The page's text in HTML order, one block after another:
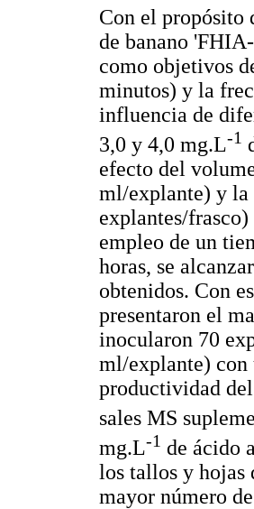
Con el propósito
de banano
como objetivos
minutos) y la
influencia de
3,0 y 4,0 mg.L-1
efecto del
ml/explante) y la
explantes/
empleo de un
horas, se
obtenidos. Con
presentaron el
inocularon 70
ml/explante) con
productividad
sales MS
mg.L-1 de ácido
los tallos y hojas
mayor número